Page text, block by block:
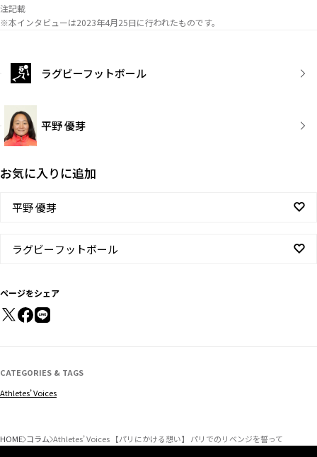
注記載
※本インタビューは2023年4月25日に行われたものです。
ラグビーフットボール
平野 優芽
お気に入りに追加
平野 優芽
ラグビーフットボール
ページをシェア
CATEGORIES & TAGS
Athletes’ Voices
HOME コラム Athletes’ Voices 【パリにかける想い】 パリでのリベンジを誓って